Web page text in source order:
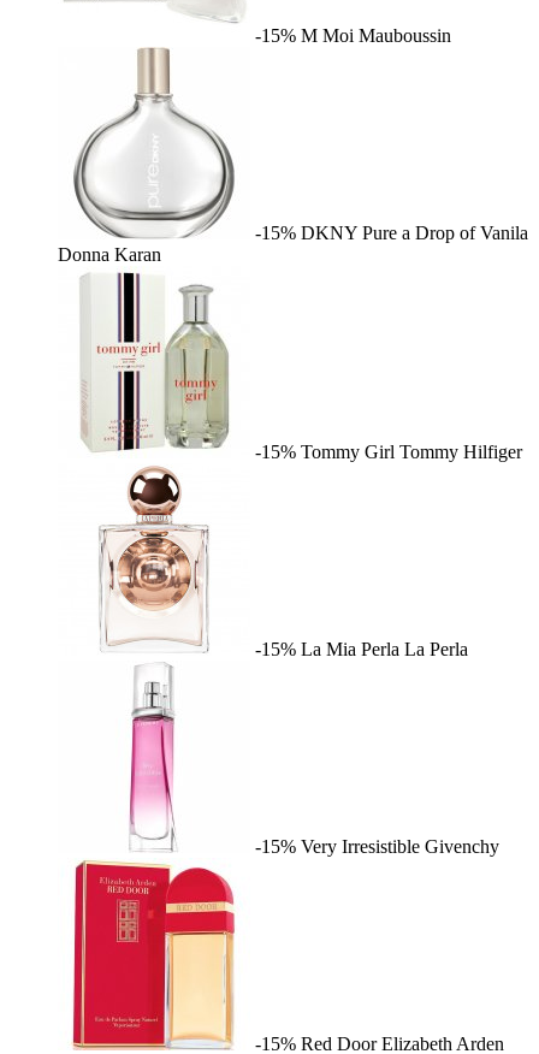
-15% M Moi Mauboussin
-15% DKNY Pure a Drop of Vanila
Donna Karan
-15% Tommy Girl Tommy Hilfiger
-15% La Mia Perla La Perla
-15% Very Irresistible Givenchy
-15% Red Door Elizabeth Arden